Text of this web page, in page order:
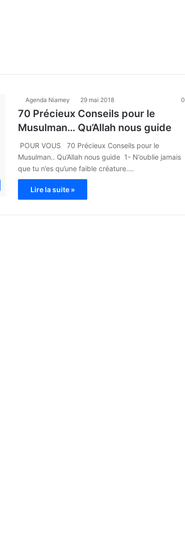
Agenda Niamey 29 mai 2018 0
70 Précieux Conseils pour le
Musulman… Qu’Allah nous guide
POUR VOUS 70 Précieux Conseils pour le
Musulman.. Qu’Allah nous guide 1- N’oublie jamais
que tu n’es qu’une faible créature.…
Lire la suite »